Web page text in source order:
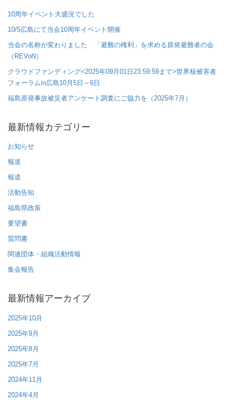
10周年イベント大盛況でした
10/5広島にて当会10周年イベント開催
当会の名称が変わりました 「避難の権利」を求める原発避難者の会
（REVoN）
クラウドファンディング<2025年09月01日23:59:59まで>世界核被害者
フォーラムin広島10月5日～6日
福島原発事故被災者アンケート調査にご協力を（2025年7月）
最新情報カテゴリー
お知らせ
報道
報道
活動告知
福島県政策
要望書
質問書
関連団体・組織活動情報
集会報告
最新情報アーカイブ
2025年10月
2025年9月
2025年8月
2025年7月
2024年11月
2024年4月